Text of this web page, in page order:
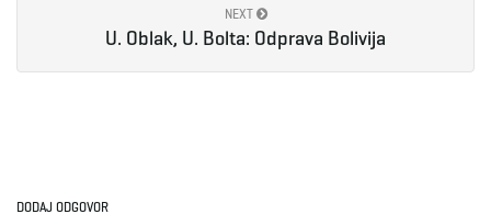
NEXT
U. Oblak, U. Bolta: Odprava Bolivija
DODAJ ODGOVOR